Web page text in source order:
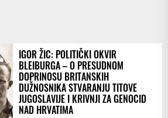
IGOR ŽIC: POLITIČKI OKVIR
BLEIBURGA – O PRESUDNOM
DOPRINOSU BRITANSKIH
DUŽNOSNIKA STVARANJU TITOVE
JUGOSLAVIJE I KRIVNJI ZA GENOCID
NAD HRVATIMA